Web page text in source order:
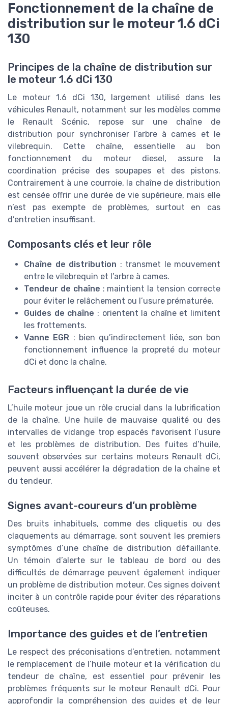
Fonctionnement de la chaîne de
distribution sur le moteur 1.6 dCi
130
Principes de la chaîne de distribution sur
le moteur 1.6 dCi 130
Le moteur 1.6 dCi 130, largement utilisé dans les
véhicules Renault, notamment sur les modèles comme
le Renault Scénic, repose sur une chaîne de
distribution pour synchroniser l’arbre à cames et le
vilebrequin. Cette chaîne, essentielle au bon
fonctionnement du moteur diesel, assure la
coordination précise des soupapes et des pistons.
Contrairement à une courroie, la chaîne de distribution
est censée offrir une durée de vie supérieure, mais elle
n’est pas exempte de problèmes, surtout en cas
d’entretien insuffisant.
Composants clés et leur rôle
Chaîne de distribution : transmet le mouvement
entre le vilebrequin et l’arbre à cames.
Tendeur de chaîne : maintient la tension correcte
pour éviter le relâchement ou l’usure prématurée.
Guides de chaîne : orientent la chaîne et limitent
les frottements.
Vanne EGR : bien qu’indirectement liée, son bon
fonctionnement influence la propreté du moteur
dCi et donc la chaîne.
Facteurs influençant la durée de vie
L’huile moteur joue un rôle crucial dans la lubrification
de la chaîne. Une huile de mauvaise qualité ou des
intervalles de vidange trop espacés favorisent l’usure
et les problèmes de distribution. Des fuites d’huile,
souvent observées sur certains moteurs Renault dCi,
peuvent aussi accélérer la dégradation de la chaîne et
du tendeur.
Signes avant-coureurs d’un problème
Des bruits inhabituels, comme des cliquetis ou des
claquements au démarrage, sont souvent les premiers
symptômes d’une chaîne de distribution défaillante.
Un témoin d’alerte sur le tableau de bord ou des
difficultés de démarrage peuvent également indiquer
un problème de distribution moteur. Ces signes doivent
inciter à un contrôle rapide pour éviter des réparations
coûteuses.
Importance des guides et de l’entretien
Le respect des préconisations d’entretien, notamment
le remplacement de l’huile moteur et la vérification du
tendeur de chaîne, est essentiel pour prévenir les
problèmes fréquents sur le moteur Renault dCi. Pour
approfondir la compréhension des guides et de leur